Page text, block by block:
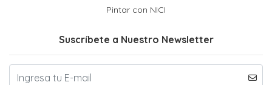
Pintar con NICI
Suscríbete a Nuestro Newsletter